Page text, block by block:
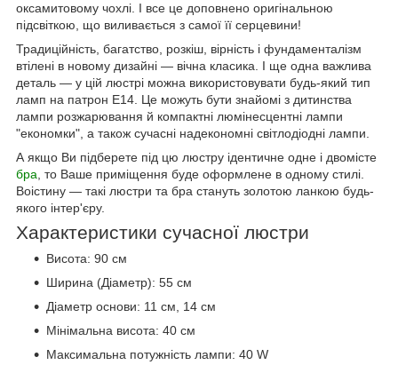
оксамитовому чохлі. І все це доповнено оригінальною
підсвіткою, що виливається з самої її серцевини!
Традиційність, багатство, розкіш, вірність і фундаменталізм
втілені в новому дизайні — вічна класика. І ще одна важлива
деталь — у цій люстрі можна використовувати будь-який тип
ламп на патрон Е14. Це можуть бути знайомі з дитинства
лампи розжарювання й компактні люмінесцентні лампи
"економки", а також сучасні надекономні світлодіодні лампи.
А якщо Ви підберете під цю люстру ідентичне одне і двомісте
бра, то Ваше приміщення буде оформлене в одному стилі.
Воістину — такі люстри та бра стануть золотою ланкою будь-
якого інтер'єру.
Характеристики сучасної люстри
Висота: 90 см
Ширина (Діаметр): 55 см
Діаметр основи: 11 см, 14 см
Мінімальна висота: 40 см
Максимальна потужність лампи: 40 W